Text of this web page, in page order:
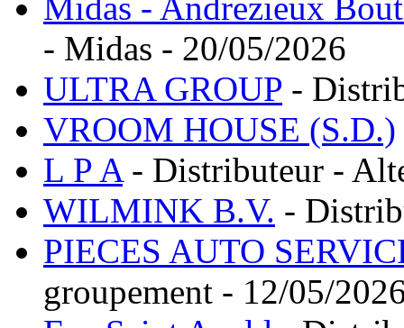
- Midas - 20/05/2026
ULTRA GROUP -
VROOM HOUSE (S.D.)
L P A- Distributeur -
WILMINK B.V. -
PIECES AUTO
groupement - 12/05/